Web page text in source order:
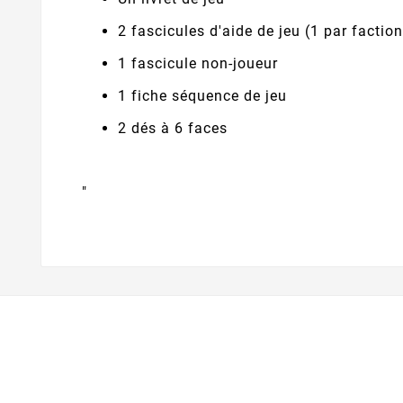
2 fascicules d'aide de jeu (1 par
1 fascicule non-joueur
1 fiche séquence de jeu
2 dés à 6 faces
"